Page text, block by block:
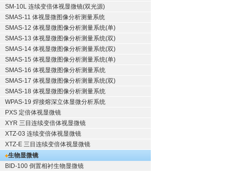
SM-10L 连续变倍体视显微镜(双光源)
SMAS-11 体视显微图像分析测量系统
SMAS-12 体视显微图像分析测量系统(单)
SMAS-13 体视显微图像分析测量系统(双)
SMAS-14 体视显微图像分析测量系统(双)
SMAS-15 体视显微图像分析测量系统(单)
SMAS-16 体视显微图像分析测量系统
SMAS-17 体视显微图像分析测量系统(双)
SMAS-18 体视显微图像分析测量系统
WPAS-19 焊接熔深立体显微分析系统
PXS 定倍体视显微镜
XYR 三目连续变倍体视显微镜
XTZ-03 连续变倍体视显微镜
XTZ-E 三目连续变倍体视显微镜
生物显微镜
BID-100 倒置相衬生物显微镜